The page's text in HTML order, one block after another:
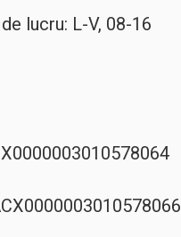
lucru: L-V, 08-16